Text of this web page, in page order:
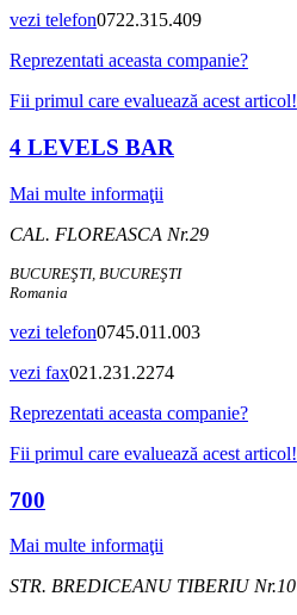
vezi telefon0722.315.409
Reprezentati aceasta companie?
Fii primul care evaluează acest articol!
4 LEVELS BAR
Mai multe informaţii
CAL. FLOREASCA Nr.29
BUCUREŞTI, BUCUREŞTI
Romania
vezi telefon0745.011.003
vezi fax021.231.2274
Reprezentati aceasta companie?
Fii primul care evaluează acest articol!
700
Mai multe informaţii
STR. BREDICEANU TIBERIU Nr.10